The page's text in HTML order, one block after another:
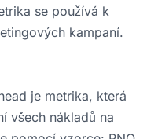
se používá k
kampaní.
je metrika, která
všech nákladů na